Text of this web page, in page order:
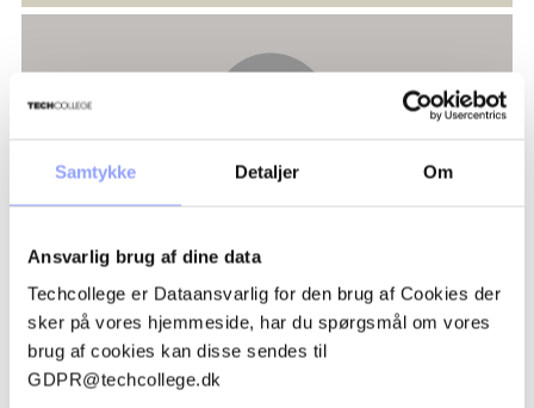
Samtykke Detaljer Om
Ansvarlig brug af dine data
Techcollege er Dataansvarlig for den brug af Cookies der
sker på vores hjemmeside, har du spørgsmål om vores
brug af cookies kan disse sendes til
GDPR@techcollege.dk
deltager opfylder uddannelsens mål.
THOMAS KORSHOLT MOGENSBÆK
ANDERSEN